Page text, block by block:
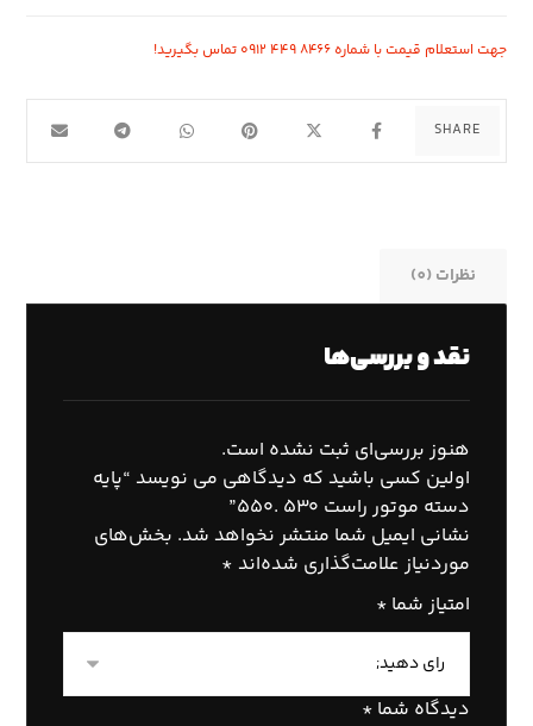
جهت استعلام قیمت با شماره ۸۴۶۶ ۴۴۹ ۰۹۱۲ تماس بگیرید!
نظرات (0)
نقد و بررسی‌ها
هنوز بررسی‌ای ثبت نشده است.
اولین کسی باشید که دیدگاهی می نویسد “پایه
دسته موتور راست ۵۳۰ .۵۵۰”
نشانی ایمیل شما منتشر نخواهد شد. بخش‌های
موردنیاز علامت‌گذاری شده‌اند *
امتیاز شما *
دیدگاه شما *